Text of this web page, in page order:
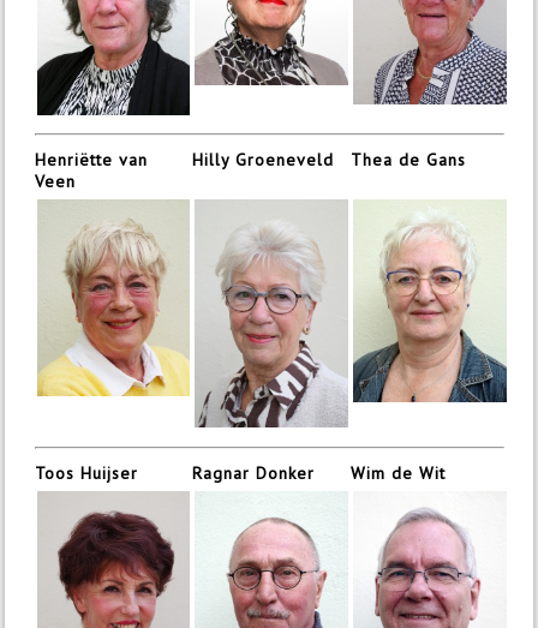
Henriëtte van
Veen
Hilly Groeneveld Thea de Gans
Toos Huijser Ragnar Donker Wim de Wit